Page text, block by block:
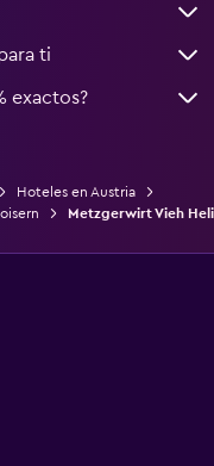
ti
exactos?
Hoteles en Austria
Metzgerwirt Vieh Heli